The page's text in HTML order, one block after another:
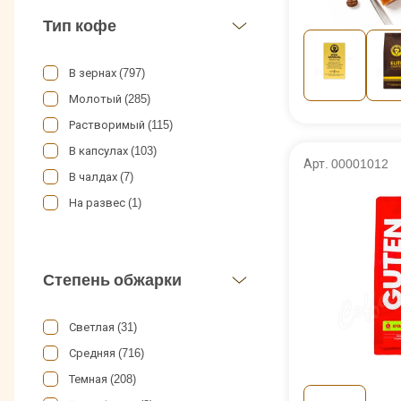
Breda (4)
Bushido (21)
Cafe Creme (4)
Cafe Esmeralda (14)
Caffe Testa (13)
Caffe Tiziano Bonini (4)
Caracolillo (2)
Cohiba (1)
Cubita (5)
Dallmayr (19)
Danesi (20)
Тип кофе
В зернах (797)
Молотый (285)
Растворимый (115)
В капсулах (103)
В чалдах (7)
На развес (1)
Степень обжарки
Светлая (31)
Средняя (716)
Темная (208)
Арт. 00001012